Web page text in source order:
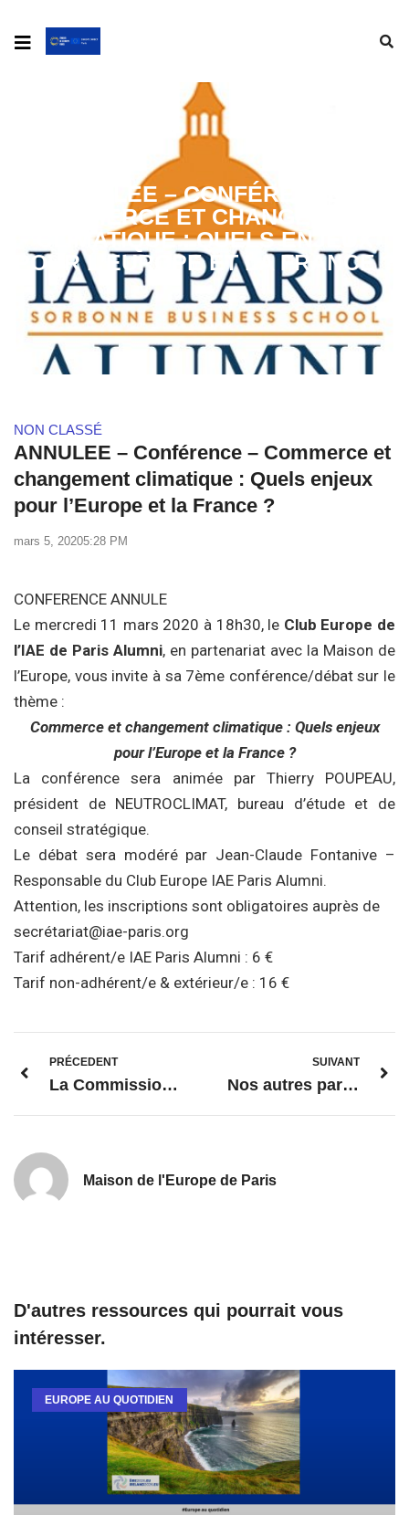
ANNULEE – CONFÉRENCE –
COMMERCE ET CHANGEMENT
CLIMATIQUE : QUELS ENJEUX
POUR L’EUROPE ET LA FRANCE ?
NON CLASSÉ
ANNULEE – Conférence – Commerce et
changement climatique : Quels enjeux
pour l’Europe et la France ?
mars 5, 20205:28 PM
CONFERENCE ANNULE
Le mercredi 11 mars 2020 à 18h30, le Club Europe de
l’IAE de Paris Alumni, en partenariat avec la Maison de
l’Europe, vous invite à sa 7ème conférence/débat sur le
thème :
Commerce et changement climatique : Quels enjeux
pour l’Europe et la France ?
La conférence sera animée par Thierry POUPEAU,
président de NEUTROCLIMAT, bureau d’étude et de
conseil stratégique.
Le débat sera modéré par Jean-Claude Fontanive –
Responsable du Club Europe IAE Paris Alumni.
Attention, les inscriptions sont obligatoires auprès de
secrétariat@iae-paris.org
Tarif adhérent/e IAE Paris Alumni : 6 €
Tarif non-adhérent/e & extérieur/e : 16 €
PRÉCEDENT
La Commission propose une loi européenne sur le climat et lance une consultation sur le pacte européen
SUIVANT
Nos autres partenaires associatifs et institutionnels
Maison de l'Europe de Paris
D'autres ressources qui pourrait vous
intéresser.
EUROPE AU QUOTIDIEN